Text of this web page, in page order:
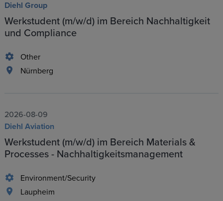
Diehl Group
Werkstudent (m/w/d) im Bereich Nachhaltigkeit
und Compliance
Other
Nürnberg
2026-08-09
Diehl Aviation
Werkstudent (m/w/d) im Bereich Materials &
Processes - Nachhaltigkeitsmanagement
Environment/Security
Laupheim